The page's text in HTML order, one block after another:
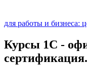
для работы и бизнеса:
Курсы 1С -
сертификация.